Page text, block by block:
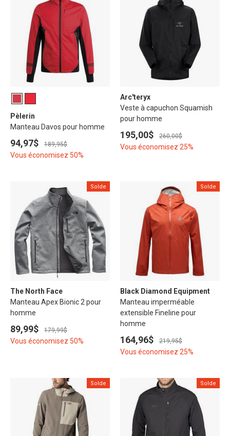
Pèlerin
Manteau Davos pour homme
94,97$ 189,95$
Vous économisez 50%
Arc'teryx
Veste à capuchon Squamish
pour homme
195,00$ 260,00$
Vous économisez 25%
Solde
The North Face
Manteau Apex Bionic 2 pour
homme
89,99$ 179,99$
Vous économisez 50%
Solde
Black Diamond Equipment
Manteau imperméable
extensible Fineline pour
homme
164,96$ 219,95$
Vous économisez 25%
Solde Solde